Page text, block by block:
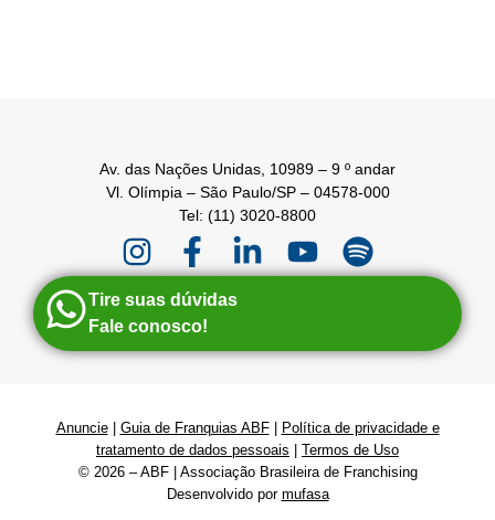
Av. das Nações Unidas, 10989 – 9 º andar
Vl. Olímpia – São Paulo/SP – 04578-000
Tel: (11) 3020-8800
Tire suas dúvidas
Fale conosco!
Anuncie| Guia de Franquias ABF|
Política de privacidade e
tratamento de dados pessoais
Termos de Uso
© 2026 – ABF | Associação Brasileira de Franchising
Desenvolvido por mufasa